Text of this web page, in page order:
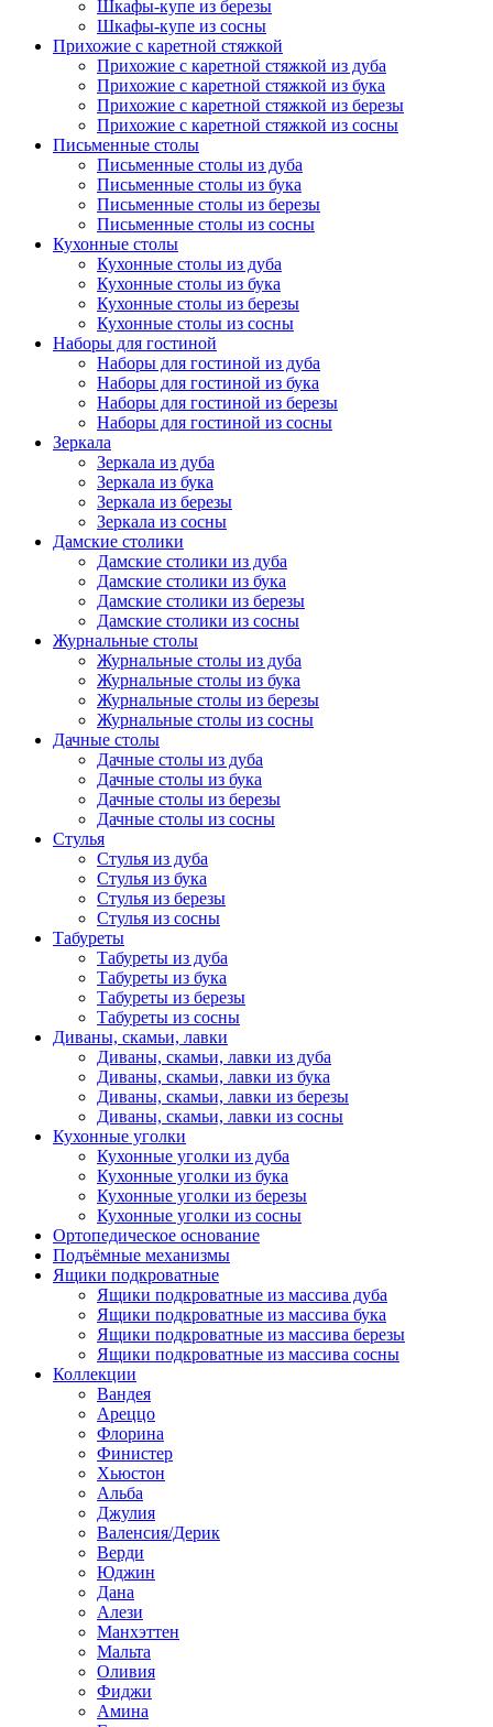
Шкафы-купе из березы
Шкафы-купе из сосны
Прихожие с каретной стяжкой
Прихожие с каретной стяжкой из дуба
Прихожие с каретной стяжкой из бука
Прихожие с каретной стяжкой из березы
Прихожие с каретной стяжкой из сосны
Письменные столы
Письменные столы из дуба
Письменные столы из бука
Письменные столы из березы
Письменные столы из сосны
Кухонные столы
Кухонные столы из дуба
Кухонные столы из бука
Кухонные столы из березы
Кухонные столы из сосны
Наборы для гостиной
Наборы для гостиной из дуба
Наборы для гостиной из бука
Наборы для гостиной из березы
Наборы для гостиной из сосны
Зеркала
Зеркала из дуба
Зеркала из бука
Зеркала из березы
Зеркала из сосны
Дамские столики
Дамские столики из дуба
Дамские столики из бука
Дамские столики из березы
Дамские столики из сосны
Журнальные столы
Журнальные столы из дуба
Журнальные столы из бука
Журнальные столы из березы
Журнальные столы из сосны
Дачные столы
Дачные столы из дуба
Дачные столы из бука
Дачные столы из березы
Дачные столы из сосны
Стулья
Стулья из дуба
Стулья из бука
Стулья из березы
Стулья из сосны
Табуреты
Табуреты из дуба
Табуреты из бука
Табуреты из березы
Табуреты из сосны
Диваны, скамьи, лавки
Диваны, скамьи, лавки из дуба
Диваны, скамьи, лавки из бука
Диваны, скамьи, лавки из березы
Диваны, скамьи, лавки из сосны
Кухонные уголки
Кухонные уголки из дуба
Кухонные уголки из бука
Кухонные уголки из березы
Кухонные уголки из сосны
Ортопедическое основание
Подъёмные механизмы
Ящики подкроватные
Ящики подкроватные из массива дуба
Ящики подкроватные из массива бука
Ящики подкроватные из массива березы
Ящики подкроватные из массива сосны
Коллекции
Вандея
Ареццо
Флорина
Финистер
Хьюстон
Альба
Джулия
Валенсия/Дерик
Верди
Юджин
Дана
Алези
Манхэттен
Мальта
Оливия
Фиджи
Амина